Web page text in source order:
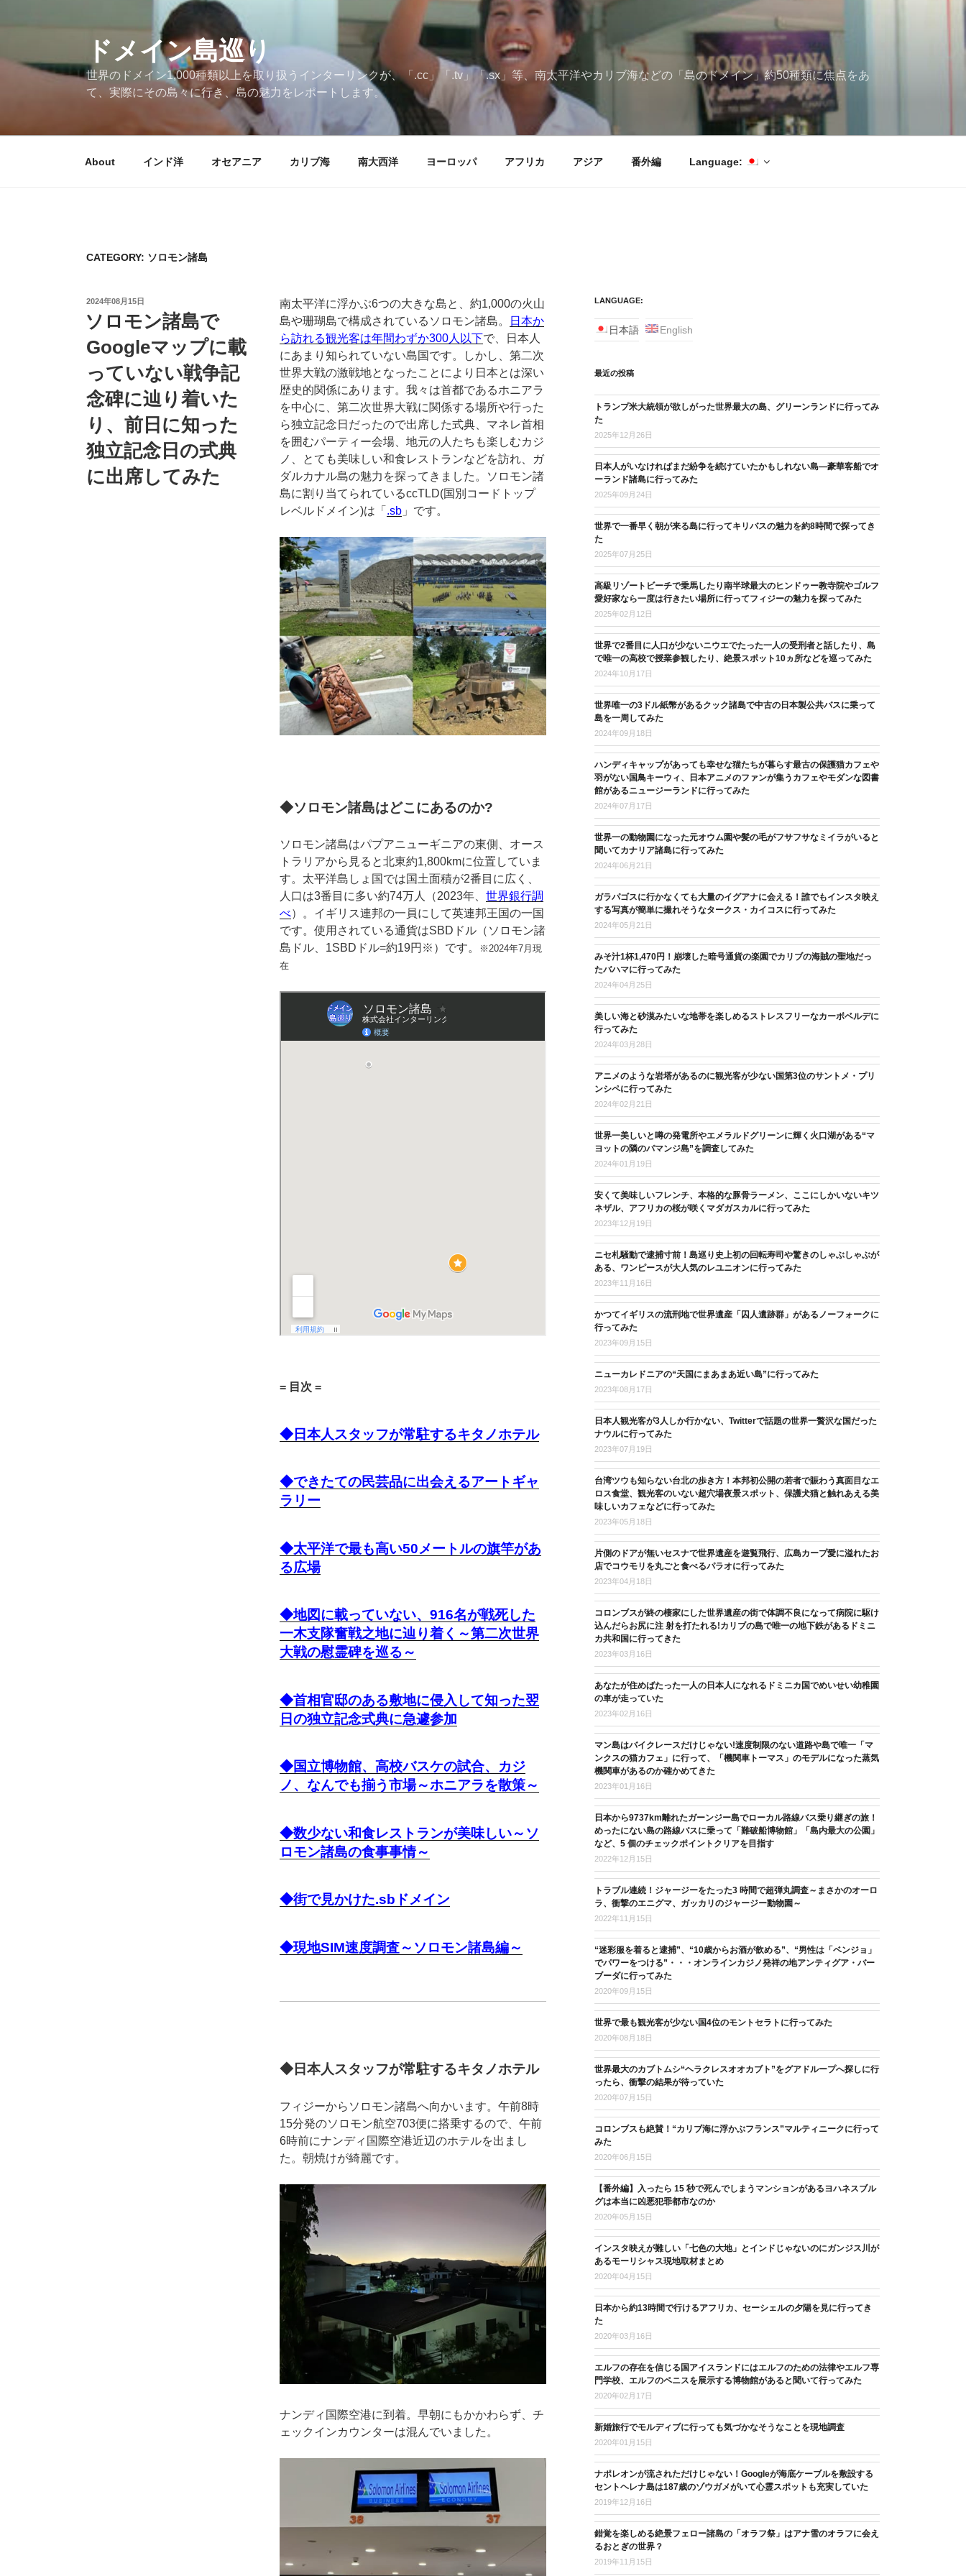
ドメイン島巡り
世界のドメイン1,000種類以上を取り扱うインターリンクが、「.cc」「.tv」「.sx」等、南太平洋やカリブ海などの「島のドメイン」約50種類に焦点をあ
て、実際にその島々に行き、島の魅力をレポートします。
About インド洋 オセアニア カリブ海 南大西洋 ヨーロッパ アフリカ アジア 番外編 Language:
CATEGORY: ソロモン諸島
POSTED
2024年08月15日
ソロモン諸島で
Googleマップに載
っていない戦争記
念碑に辿り着いた
り、前日に知った
独立記念日の式典
に出席してみた
南太平洋に浮かぶ6つの大きな島と、約1,000の火山
島や珊瑚島で構成されているソロモン諸島。
日本か
ら訪れる観光客は年間わずか300人以下で、日本人
にあまり知られていない島国です。しかし、第二次
世界大戦の激戦地となったことにより日本とは深い
歴史的関係にあります。我々は首都であるホニアラ
を中心に、第二次世界大戦に関係する場所や行った
ら独立記念日だったので出席した式典、マネレ首相
を囲むパーティー会場、地元の人たちも楽しむカジ
ノ、とても美味しい和食レストランなどを訪れ、ガ
ダルカナル島の魅力を探ってきました。ソロモン諸
島に割り当てられているccTLD(国別コードトップ
レベルドメイン)は「 .sb」です。
◆ソロモン諸島はどこにあるのか?
ソロモン諸島はパプアニューギニアの東側、オース
トラリアから見ると北東約1,800kmに位置していま
す。太平洋島しょ国では国土面積が2番目に広く、
人口は3番目に多い約74万人（2023年、 世界銀行調
べ）。イギリス連邦の一員にして英連邦王国の一国
です。使用されている通貨はSBDドル（ソロモン諸
島ドル、1SBDドル=約19円※）です。
※2024年7月現
在
= 目次 =
◆日本人スタッフが常駐するキタノホテル
◆できたての民芸品に出会えるアートギャ
ラリー
◆太平洋で最も高い50メートルの旗竿があ
る広場
◆地図に載っていない、916名が戦死した
一木支隊奮戦之地に辿り着く～第二次世界
大戦の慰霊碑を巡る～
◆首相官邸のある敷地に侵入して知った翌
日の独立記念式典に急遽参加
◆国立博物館、高校バスケの試合、カジ
ノ、なんでも揃う市場～ホニアラを散策～
◆数少ない和食レストランが美味しい～ソ
ロモン諸島の食事事情～
◆街で見かけた.sbドメイン
◆現地SIM速度調査～ソロモン諸島編～
◆日本人スタッフが常駐するキタノホテル
フィジーからソロモン諸島へ向かいます。午前8時
15分発のソロモン航空703便に搭乗するので、午前
6時前にナンディ国際空港近辺のホテルを出まし
た。朝焼けが綺麗です。
ナンディ国際空港に到着。早朝にもかかわらず、チ
ェックインカウンターは混んでいました。
LANGUAGE:
日本語 English
最近の投稿
トランプ米大統領が欲しがった世界最大の島、グリーンランドに行ってみ
た
2025年12月26日
日本人がいなければまだ紛争を続けていたかもしれない島―豪華客船でオ
ーランド諸島に行ってみた
2025年09月24日
世界で一番早く朝が来る島に行ってキリバスの魅力を約8時間で探ってき
た
2025年07月25日
高級リゾートビーチで乗馬したり南半球最大のヒンドゥー教寺院やゴルフ
愛好家なら一度は行きたい場所に行ってフィジーの魅力を探ってみた
2025年02月12日
世界で2番目に人口が少ないニウエでたった一人の受刑者と話したり、島
で唯一の高校で授業参観したり、絶景スポット10ヵ所などを巡ってみた
2024年10月17日
世界唯一の3ドル紙幣があるクック諸島で中古の日本製公共バスに乗って
島を一周してみた
2024年09月18日
ハンディキャップがあっても幸せな猫たちが暮らす最古の保護猫カフェや
羽がない国鳥キーウィ、日本アニメのファンが集うカフェやモダンな図書
館があるニュージーランドに行ってみた
2024年07月17日
世界一の動物園になった元オウム園や髪の毛がフサフサなミイラがいると
聞いてカナリア諸島に行ってみた
2024年06月21日
ガラパゴスに行かなくても大量のイグアナに会える！誰でもインスタ映え
する写真が簡単に撮れそうなタークス・カイコスに行ってみた
2024年05月21日
みそ汁1杯1,470円！崩壊した暗号通貨の楽園でカリブの海賊の聖地だっ
たバハマに行ってみた
2024年04月25日
美しい海と砂漠みたいな地帯を楽しめるストレスフリーなカーボベルデに
行ってみた
2024年03月28日
アニメのような岩塔があるのに観光客が少ない国第3位のサントメ・プリ
ンシペに行ってみた
2024年02月21日
世界一美しいと噂の発電所やエメラルドグリーンに輝く火口湖がある“マ
ヨットの隣のパマンジ島”を調査してみた
2024年01月19日
安くて美味しいフレンチ、本格的な豚骨ラーメン、ここにしかいないキツ
ネザル、アフリカの桜が咲くマダガスカルに行ってみた
2023年12月19日
ニセ札騒動で逮捕寸前！島巡り史上初の回転寿司や驚きのしゃぶしゃぶが
ある、ワンピースが大人気のレユニオンに行ってみた
2023年11月16日
かつてイギリスの流刑地で世界遺産「囚人遺跡群」があるノーフォークに
行ってみた
2023年09月15日
ニューカレドニアの“天国にまあまあ近い島”に行ってみた
2023年08月17日
日本人観光客が3人しか行かない、Twitterで話題の世界一贅沢な国だった
ナウルに行ってみた
2023年07月19日
台湾ツウも知らない台北の歩き方！本邦初公開の若者で賑わう真面目なエ
ロス食堂、観光客のいない超穴場夜景スポット、保護犬猫と触れあえる美
味しいカフェなどに行ってみた
2023年05月18日
片側のドアが無いセスナで世界遺産を遊覧飛行、広島カープ愛に溢れたお
店でコウモリを丸ごと食べるパラオに行ってみた
2023年04月18日
コロンブスが終の棲家にした世界遺産の街で体調不良になって病院に駆け
込んだらお尻に注 射を打たれる!カリブの島で唯一の地下鉄があるドミニ
カ共和国に行ってきた
2023年03月16日
あなたが住めばたった一人の日本人になれるドミニカ国でめいせい幼稚園
の車が走っていた
2023年02月16日
マン島はバイクレースだけじゃない!速度制限のない道路や島で唯一「マ
ンクスの猫カフェ」に行って、「機関車トーマス」のモデルになった蒸気
機関車があるのか確かめてきた
2023年01月16日
日本から9737km離れたガーンジー島でローカル路線バス乗り継ぎの旅！
めったにない島の路線バスに乗って「難破船博物館」「島内最大の公園」
など、5 個のチェックポイントクリアを目指す
2022年12月15日
トラブル連続！ジャージーをたった3 時間で超弾丸調査～まさかのオーロ
ラ、衝撃のエニグマ、ガッカリのジャージー動物園～
2022年11月15日
“迷彩服を着ると逮捕”、“10歳からお酒が飲める”、“男性は「ベンジョ」
でパワーをつける”・・・オンラインカジノ発祥の地アンティグア・バー
ブーダに行ってみた
2020年09月15日
世界で最も観光客が少ない国4位のモントセラトに行ってみた
2020年08月18日
世界最大のカブトムシ“ヘラクレスオオカブト”をグアドループへ探しに行
ったら、衝撃の結果が待っていた
2020年07月15日
コロンブスも絶賛！“カリブ海に浮かぶフランス”マルティニークに行って
みた
2020年06月15日
【番外編】入ったら 15 秒で死んでしまうマンションがあるヨハネスブル
グは本当に凶悪犯罪都市なのか
2020年05月15日
インスタ映えが難しい「七色の大地」とインドじゃないのにガンジス川が
あるモーリシャス現地取材まとめ
2020年04月15日
日本から約13時間で行けるアフリカ、セーシェルの夕陽を見に行ってき
た
2020年03月16日
エルフの存在を信じる国アイスランドにはエルフのための法律やエルフ専
門学校、エルフのペニスを展示する博物館があると聞いて行ってみた
2020年02月17日
新婚旅行でモルディブに行っても気づかなそうなことを現地調査
2020年01月15日
ナポレオンが流されただけじゃない！Googleが海底ケーブルを敷設する
セントヘレナ島は187歳のゾウガメがいて心霊スポットも充実していた
2019年12月16日
錯覚を楽しめる絶景フェロー諸島の「オラフ祭」はアナ雪のオラフに会え
るおとぎの世界？
2019年11月15日